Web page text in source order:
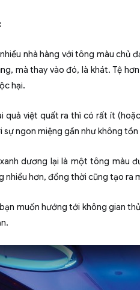
nhà hàng với tông màu chủ
mà thay vào đó, là khát. Tệ
hại.
quả việt quất ra thì có rất ít
sự ngon miệng gần như không tồn
dương lại là một tông màu
nhiều hơn, đồng thời cũng tạo ra
muốn hướng tới không gian